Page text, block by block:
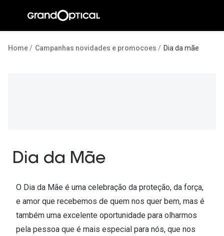
conteúdo
A
Ayres
Inês
Home Campanhas novidades e promocoes Dia da mãe
Dia da Mãe
O Dia da Mãe é uma celebração da proteção, da força,
e amor que recebemos de quem nos quer bem, mas é
também uma excelente oportunidade para olharmos
pela pessoa que é mais especial para nós, que nos